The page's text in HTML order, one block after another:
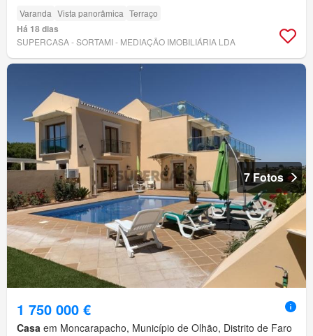
Varanda Vista panorâmica Terraço
Há 18 dias
SUPERCASA - SORTAMI - MEDIAÇÃO IMOBILIÁRIA LDA
7 Fotos
1 750 000 €
Casa em Moncarapacho, Município de Olhão, Distrito de Faro